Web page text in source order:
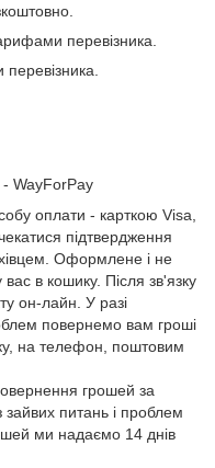
перевізника.
WayForPay
оплати - карткою Visa,
підтвердження
Оформлене і не
в кошику. Після зв'язку
он-лайн. У разі
повернемо вам гроші
на телефон, поштовим
грошей за
питань і проблем
ми надаємо 14 днів